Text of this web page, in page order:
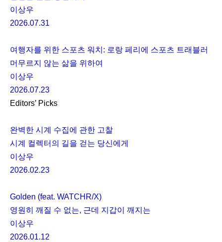
이상우
2026.07.31
여행자를 위한 스포츠 워치: 로랑 페리에 스포츠 트래블러
머무르지 않는 삶을 위하여
이상우
2026.07.23
Editors’ Picks
완벽한 시계 수집에 관한 고찰
시계 컬렉터의 길을 걷는 당신에게
이상우
2026.02.23
Golden (feat. WATCHR/X)
영원히 깨질 수 없는, 근데 지갑이 깨지는
이상우
2026.01.12